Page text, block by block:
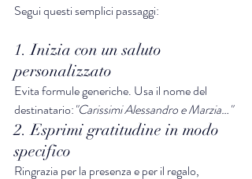
Segui questi semplici passaggi:
1. Inizia con un saluto
personalizzato
Evita formule generiche. Usa il nome del
destinatario:"Carissimi Alessandro e Marzia…"
2. Esprimi gratitudine in modo
specifico
Ringrazia per la presenza e per il regalo,